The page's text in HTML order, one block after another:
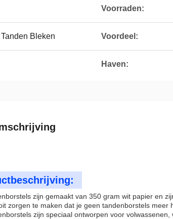
Voorraden:
Bleken Voordeel:
Haven:
zijn gemaakt van 350 gram wit papier en
zorgen te maken dat je geen tandenborstels meer
zijn speciaal ontworpen voor